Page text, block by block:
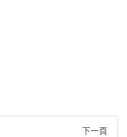
下一頁